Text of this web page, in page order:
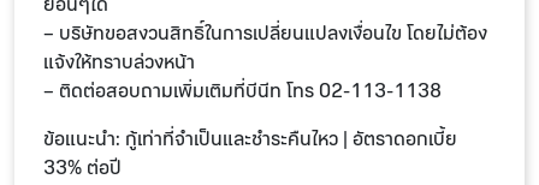
– บริษัทขอสงวนสิทธิ์ในการเปลี่ยนแปลงเงื่อนไข โดยไม่ต้อง
แจ้งให้ทราบล่วงหน้า
– ติดต่อสอบถามเพิ่มเติมที่บีนีท โทร 02-113-1138
ข้อแนะนำ: กู้เท่าที่จำเป็นและชำระคืนไหว | อัตราดอกเบี้ย
33% ต่อปี